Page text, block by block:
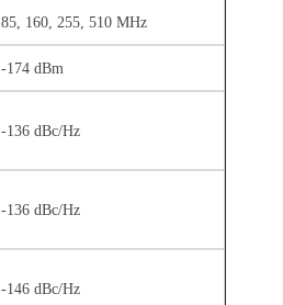
85, 160, 255, 510 MHz
-174 dBm
-136 dBc/Hz
-136 dBc/Hz
-146 dBc/Hz